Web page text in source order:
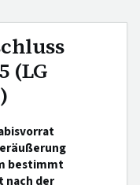
(LG
bestimmt
nach der